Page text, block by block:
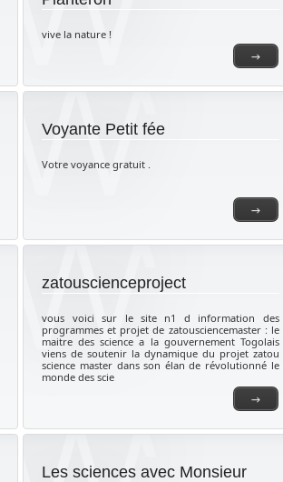
→
vive la nature !
→
Voyante Petit fée
Votre voyance gratuit .
→
zatouscienceproject
vous voici sur le site n1 d information des
programmes et projet de zatousciencemaster : le
maitre des science a la gouvernement Togolais
viens de soutenir la dynamique du projet zatou
science master dans son élan de révolutionné le
monde des scie
Les sciences avec Monsieur